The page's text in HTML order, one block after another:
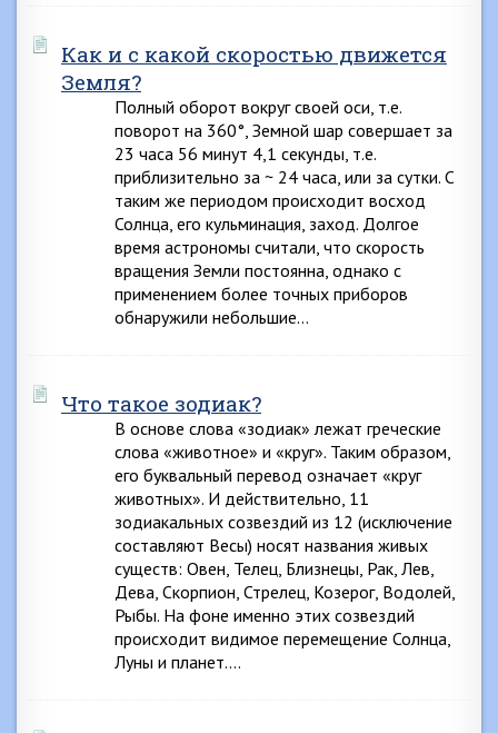
Как и с какой скоростью движется
Земля?
Полный оборот вокруг своей оси, т.е.
поворот на 360°, Земной шар совершает за
23 часа 56 минут 4,1 секунды, т.е.
приблизительно за ~ 24 часа, или за сутки. С
таким же периодом происходит восход
Солнца, его кульминация, заход. Долгое
время астрономы считали, что скорость
вращения Земли постоянна, однако с
применением более точных приборов
обнаружили небольшие…
Что такое зодиак?
В основе слова «зодиак» лежат греческие
слова «животное» и «круг». Таким образом,
его буквальный перевод означает «круг
животных». И действительно, 11
зодиакальных созвездий из 12 (исключение
составляют Весы) носят названия живых
существ: Овен, Телец, Близнецы, Рак, Лев,
Дева, Скорпион, Стрелец, Козерог, Водолей,
Рыбы. На фоне именно этих созвездий
происходит видимое перемещение Солнца,
Луны и планет….